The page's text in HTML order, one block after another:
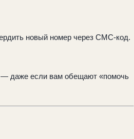
новый номер через СМС-код.
— даже если вам обещают «помочь